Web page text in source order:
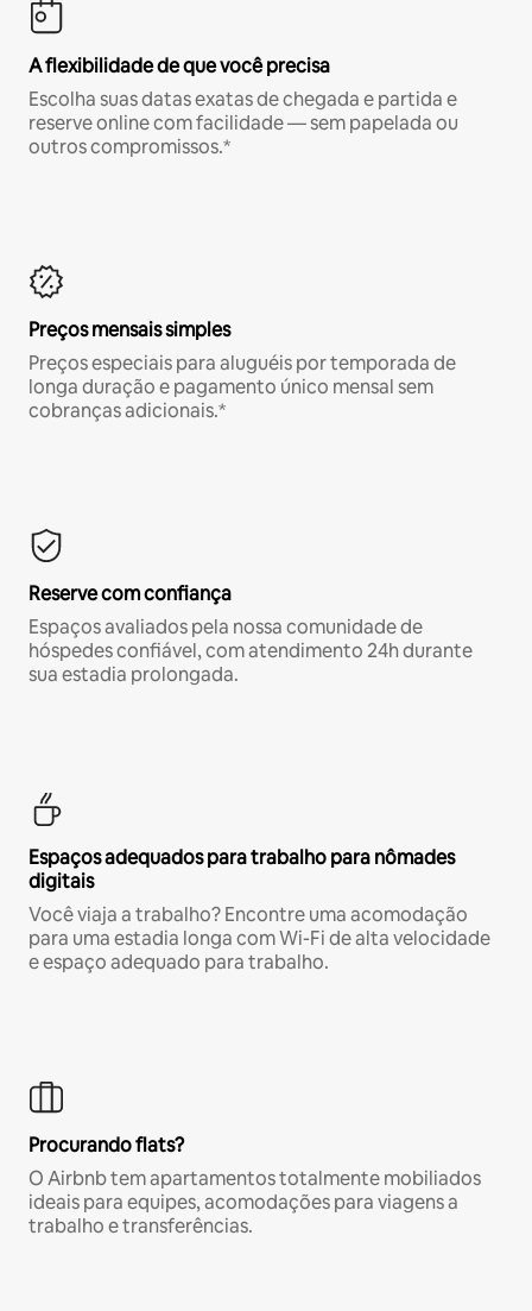
A flexibilidade de que você precisa
Escolha suas datas exatas de chegada e partida e
reserve online com facilidade — sem papelada ou
outros compromissos.*
Preços mensais simples
Preços especiais para aluguéis por temporada de
longa duração e pagamento único mensal sem
cobranças adicionais.*
Reserve com confiança
Espaços avaliados pela nossa comunidade de
hóspedes confiável, com atendimento 24h durante
sua estadia prolongada.
Espaços adequados para trabalho para nômades
digitais
Você viaja a trabalho? Encontre uma acomodação
para uma estadia longa com Wi-Fi de alta velocidade
e espaço adequado para trabalho.
Procurando flats?
O Airbnb tem apartamentos totalmente mobiliados
ideais para equipes, acomodações para viagens a
trabalho e transferências.